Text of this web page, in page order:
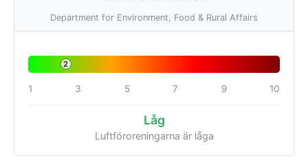
Department for Environment, Food & Rural Affairs
2
1 3 5 7 9 10
Låg
Luftföroreningarna är låga